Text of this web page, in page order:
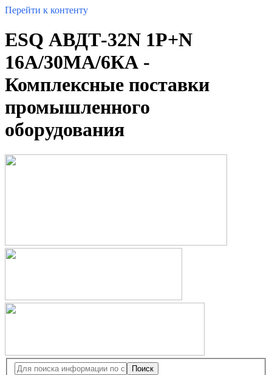
Перейти к контенту
ESQ АВДТ-32N 1P+N
16А/30МА/6КА -
Комплексные поставки
промышленного
оборудования
Поиск